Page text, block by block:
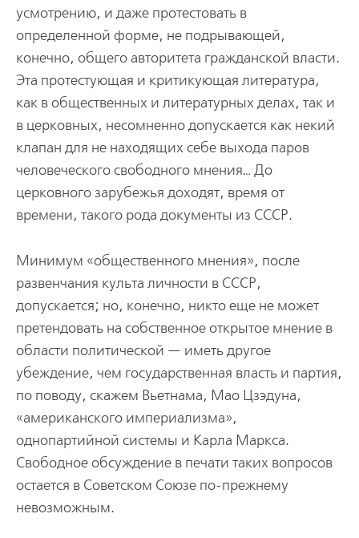
усмотрению, и даже протестовать в
определенной форме, не подрывающей,
конечно, общего авторитета гражданской власти.
Эта протестующая и критикующая литература,
как в общественных и литературных делах, так и
в церковных, несомненно допускается как некий
клапан для не находящих себе выхода паров
человеческого свободного мнения… До
церковного зарубежья доходят, время от
времени, такого рода документы из СССР.
Минимум «общественного мнения», после
развенчания культа личности в СССР,
допускается; но, конечно, никто еще не может
претендовать на собственное открытое мнение в
области политической — иметь другое
убеждение, чем государственная власть и партия,
по поводу, скажем Вьетнама, Мао Цзэдуна,
«американского империализма»,
однопартийной системы и Карла Маркса.
Свободное обсуждение в печати таких вопросов
остается в Советском Союзе по-прежнему
невозможным.